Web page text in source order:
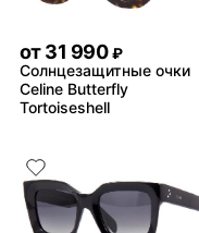
от31 990 ₽
Солнцезащитные очки
Celine Butterfly
Tortoiseshell